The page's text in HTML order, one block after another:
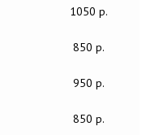
1050 р.
850 р.
950 р.
850 р.